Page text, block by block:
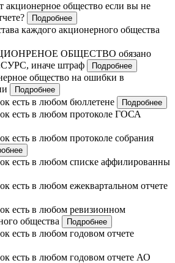
акционерное общество если вы не
Подробнее
каждого акционерного общества
ОБЩЕСТВО обязано
иначе штраф
Подробнее
общество на ошибки в
Подробнее
есть в любом бюллетене Подробнее
есть в любом протоколе ГОСА
есть в любом протоколе собрания
есть в любом списке аффилированны
есть в любом ежеквартальном отчете
есть в любом ревизионном
общества
Подробнее
есть в любом годовом отчете
есть в любом годовом отчете АО